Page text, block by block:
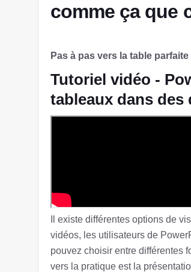
comme ça que
Pas à pas vers la table parfaite
Tutoriel vidéo -
tableaux dans
Il existe différentes options de
vidéos, les utilisateurs de
pouvez choisir entre différentes
vers la pratique est la